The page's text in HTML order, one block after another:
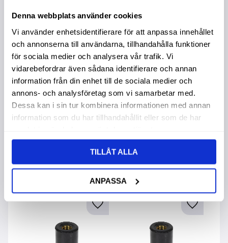
Denna webbplats använder cookies
Vi använder enhetsidentifierare för att anpassa innehållet
och annonserna till användarna, tillhandahålla funktioner
för sociala medier och analysera vår trafik. Vi
vidarebefordrar även sådana identifierare och annan
information från din enhet till de sociala medier och
annons- och analysföretag som vi samarbetar med.
Dessa kan i sin tur kombinera informationen med annan
information som du har tillhandahållit eller som de har
TILLÅT ALLA
ANPASSA
Låsmutter M14
A2 Nyloc 4St
Din985
67,00:-
Låsmutter M16
A2 Nyloc 4St
Din985
17,00:-
41,00:-
Andra köpte även